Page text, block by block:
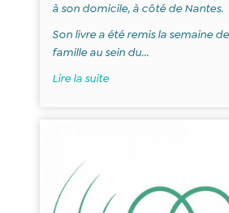
à son domicile, à côté de Nantes.
Son livre a été remis la semaine
famille au sein du...
Lire la suite